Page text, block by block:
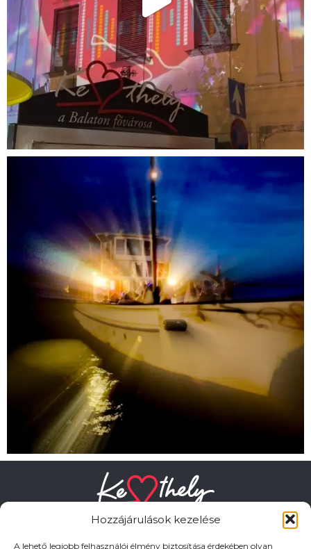
Hozzájárulások kezelése
A lehető legjobb felhasználói élmény biztosítása érdekében olyan